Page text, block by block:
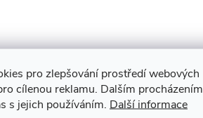
pro zlepšování prostředí webových
cílenou reklamu. Dalším procházením
s jejich používáním. Další informace